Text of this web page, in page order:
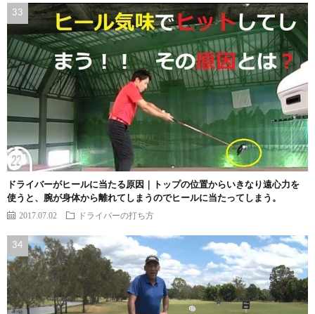
ドライバーがヒールに当たる原因｜トップの位置からいきなり遠心力を
使うと、腕が身体から離れてしまうのでヒールに当たってしまう。
2017.07.02 ドライバーの打ち方